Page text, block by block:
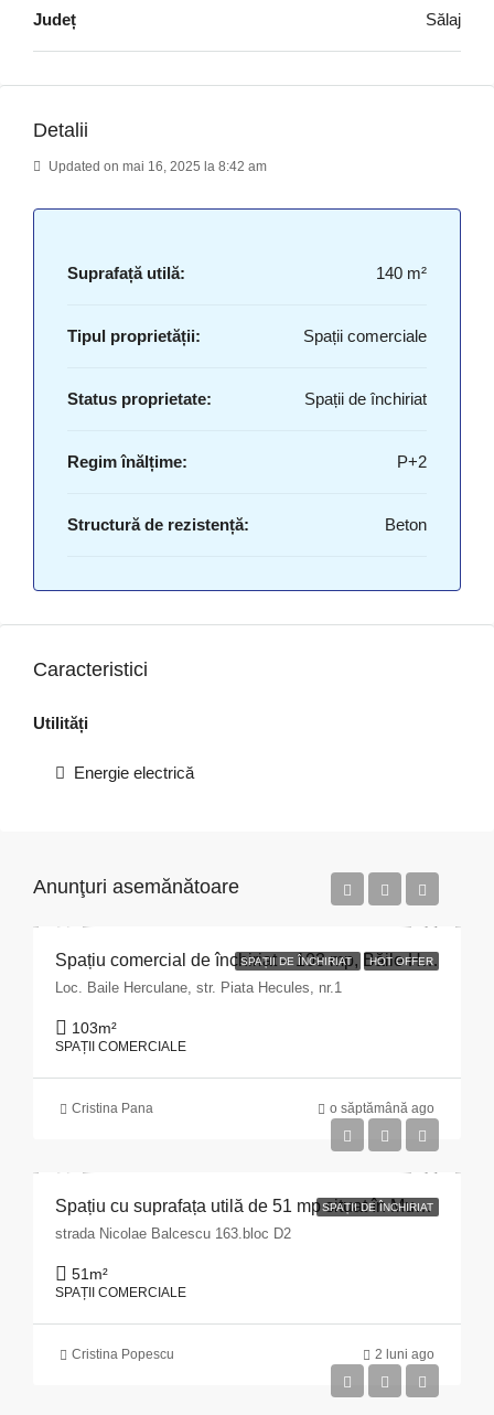
Județ Sălaj
Detalii
Updated on mai 16, 2025 la 8:42 am
Suprafață utilă: 140 m²
Tipul proprietății: Spații comerciale
Status proprietate: Spații de închiriat
Regim înălțime: P+2
Structură de rezistență: Beton
Caracteristici
Utilități
Energie electrică
Anunţuri asemănătoare
SPAȚII DE ÎNCHIRIAT HOT OFFER
Spațiu comercial de închiriat – 103 mp, Băile Herculane
Loc. Baile Herculane, str. Piata Hecules, nr.1
103m²
SPAȚII COMERCIALE
Cristina Pana o săptămână ago
SPAȚII DE ÎNCHIRIAT
Spațiu cu suprafața utilă de 51 mp situat în Municipiul Pitești, str. Nicolae Bălcescu nr. 163, bloc D2, județul Argeș
strada Nicolae Balcescu 163.bloc D2
51 m²
SPAȚII COMERCIALE
Cristina Popescu 2 luni ago